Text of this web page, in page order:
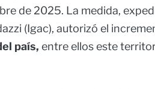
de 2025. La medida,
(Igac), autorizó el
país, entre ellos este